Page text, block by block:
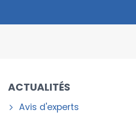
ACTUALITÉS
Avis d'experts